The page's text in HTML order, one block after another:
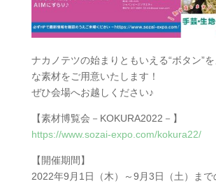
ナカノテツの始まりともいえる“ボタン”
な素材をご用意いたします！
ぜひ会場へお越しください♪
【素材博覧会－KOKURA2022－】
https://www.sozai-expo.com/kokura22/
【開催期間】
2022年9月1日（木）～9月3日（土）まで